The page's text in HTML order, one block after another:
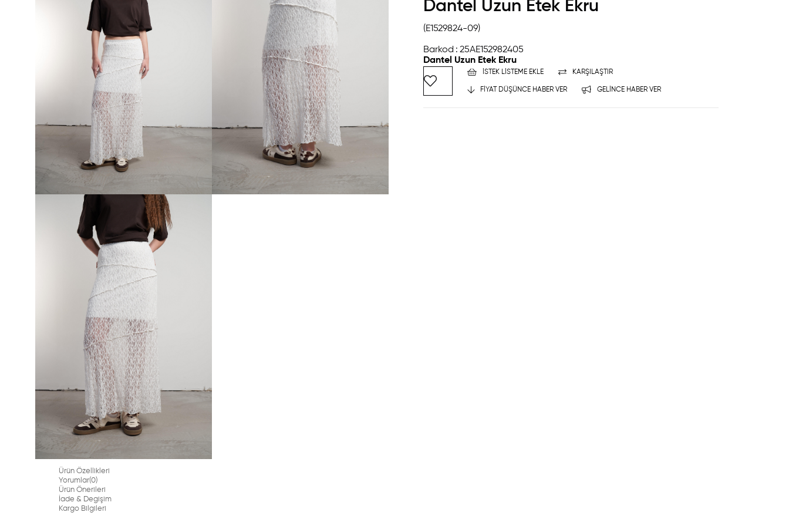
Dantel Uzun Etek Ekru
(E1529824-09)
Barkod : 25AE152982405
Dantel Uzun Etek Ekru
İSTEK LISTEME EKLE KARŞILAŞTIR
FIYAT DÜŞÜNCE HABER VER GELINCE HABER VER
Ürün Özellikleri
Yorumlar(0)
Ürün Önerileri
İade & Degişim
Kargo Bilgileri